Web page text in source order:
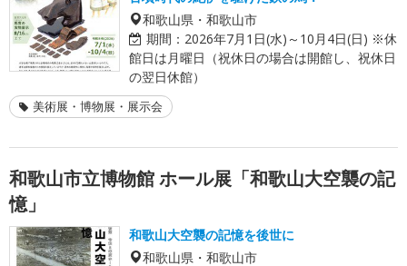
和歌山県・和歌山市
期間： 2026年7月1日(水)～10月4日(日) ※休
館日は月曜日（祝休日の場合は開館し、祝休日
の翌日休館）
美術展・博物展・展示会
和歌山市立博物館 ホール展「和歌山大空襲の記
憶」
和歌山大空襲の記憶を後世に
和歌山県・和歌山市